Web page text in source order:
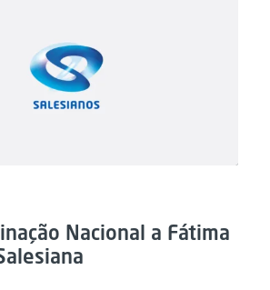
Nacional a Fátima